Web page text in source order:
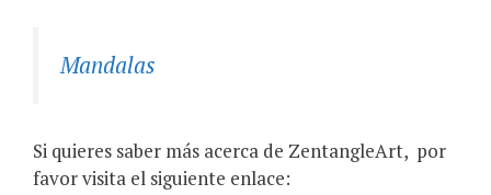
Mandalas
Si quieres saber más acerca de ZentangleArt, por
favor visita el siguiente enlace: